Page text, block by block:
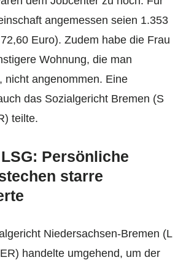
angemessen seien 1.353
Euro). Zudem habe die Frau
Wohnung, die man
nicht angenommen. Eine
das Sozialgericht Bremen (S
teilte.
Persönliche
starre
Niedersachsen-Bremen (L
handelte umgehend, um der